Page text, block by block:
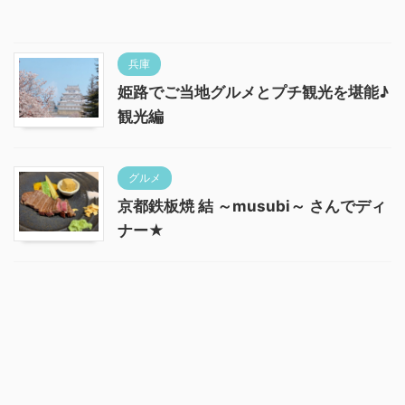
兵庫
姫路でご当地グルメとプチ観光を堪能♪
観光編
グルメ
京都鉄板焼 結 ～musubi～ さんでディ
ナー★